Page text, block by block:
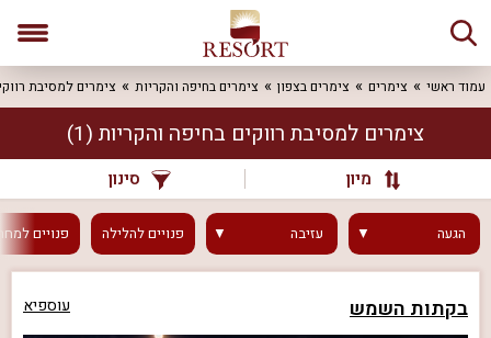
עמוד ראשי צימרים צימרים בצפון צימרים בחיפה והקריות צימרים למסיבת
צימרים למסיבת רווקים בחיפה והקריות (1)
מיון סינון
הגעה עזיבה פנוייםלהלילה פנויים
בקתות השמש עוספיא